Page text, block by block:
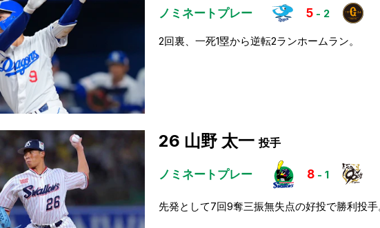
ノミネートプレー 5 - 2
2回裏、一死1塁から逆転2ランホームラン。
26 山野 太一 投手
ノミネートプレー 8 - 1
先発として7回9奪三振無失点の好投で勝利投手